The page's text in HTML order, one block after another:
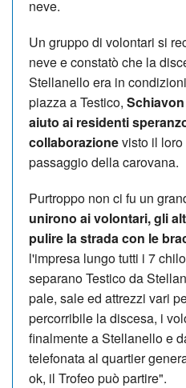
neve.
Un gruppo di volontari si
neve e constatò che la
Stellanello era in
piazza a Testico,
aiuto ai residenti
collaborazionevisto il
passaggio della carovana.
Purtroppo non ci fu un
unirono ai volontari, gli
pulire la strada con le
l'impresa lungo tutti i 7
separano Testico da
pale, sale ed attrezzi vari
percorribile la discesa, i
finalmente a Stellanello e
telefonata al quartier
ok, il Trofeo può partire".